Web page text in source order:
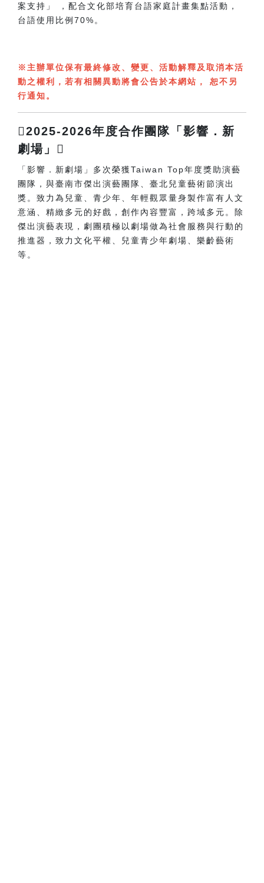
案支持」 ，配合文化部培育台語家庭計畫集點活動，
台語使用比例70%。
※主辦單位保有最終修改、變更、活動解釋及取消本活
動之權利，若有相關異動將會公告於本網站， 恕不另
行通知。
2025-2026年度合作團隊「影響．新
劇場」
「影響．新劇場」多次榮獲Taiwan Top年度獎助演藝
團隊，與臺南市傑出演藝團隊、臺北兒童藝術節演出
獎。致力為兒童、青少年、年輕觀眾量身製作富有人文
意涵、精緻多元的好戲，創作內容豐富，跨域多元。除
傑出演藝表現，劇團積極以劇場做為社會服務與行動的
推進器，致力文化平權、兒童青少年劇場、樂齡藝術
等。